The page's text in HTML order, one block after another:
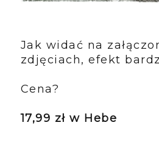
Jak widać na
zdjęciach, efekt
Cena?
17,99 zł w Hebe